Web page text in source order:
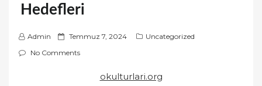
Hedefleri
Admin
P
o
Temmuz 7, 2024
Uncategorized
No Comments
okulturlari.org